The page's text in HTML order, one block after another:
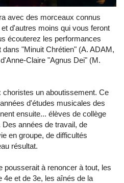
avec des morceaux connus
d'autres moins qui vous feront
écouterez les performances
"Minuit Chrétien" (A. ADAM,
Claire "Agnus Dei" (M.
un aboutissement. Ce
d'études musicales des
ensuite... élèves de collège
années de travail, de
en groupe, de difficultés
résultat.
pousserait à renoncer à tout, les
4e et de 3e, les aînés de la